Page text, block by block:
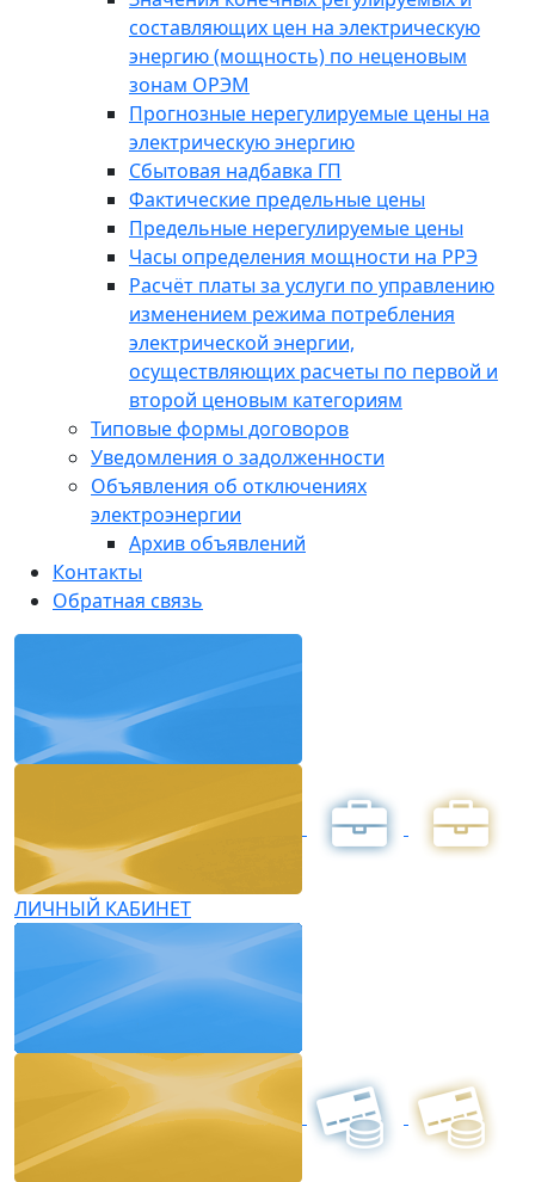
составляющих цен на электрическую
энергию (мощность) по неценовым
зонам ОРЭМ
Прогнозные нерегулируемые цены на
электрическую энергию
Сбытовая надбавка ГП
Фактические предельные цены
Предельные нерегулируемые цены
Часы определения мощности на РРЭ
Расчёт платы за услуги по управлению
изменением режима потребления
электрической энергии,
осуществляющих расчеты по первой и
второй ценовым категориям
Типовые формы договоров
Уведомления о задолженности
Объявления об отключениях
электроэнергии
Архив объявлений
Контакты
Обратная связь
ЛИЧНЫЙ КАБИНЕТ